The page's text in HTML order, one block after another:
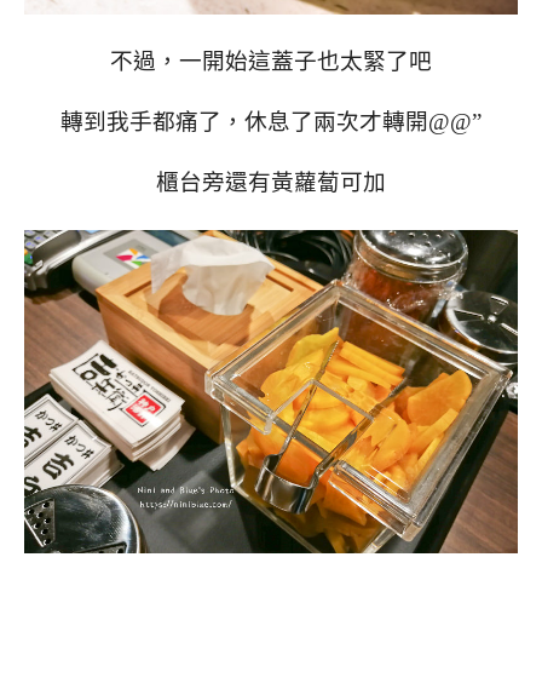
不過，一開始這蓋子也太緊了吧
轉到我手都痛了，休息了兩次才轉開@@”
櫃台旁還有黃蘿蔔可加